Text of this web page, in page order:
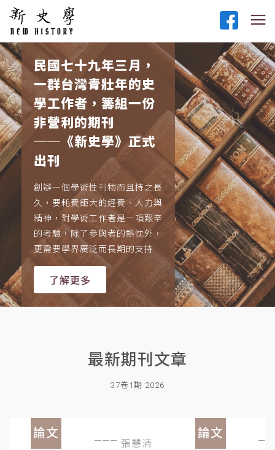
民國七十九年三月，
一群台灣青壯年的史
學工作者，籌組一份
非營利的期刊
──《新史學》正式
出刊
創辦一個學術性刊物而且持之長
久，要耗費鉅大的經費、人力與
精神，對學術工作者是一項艱辛
的考驗，除了參與者的熱忱外，
更需要學界廣泛而長期的支持
了解更多
最新期刊文章
37卷1期 2026
論文
張慧清
論文